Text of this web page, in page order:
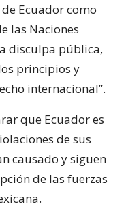
Ecuador como
las Naciones
disculpa pública,
principios y
internacional”.
que Ecuador es
de sus
causado y siguen
de las fuerzas